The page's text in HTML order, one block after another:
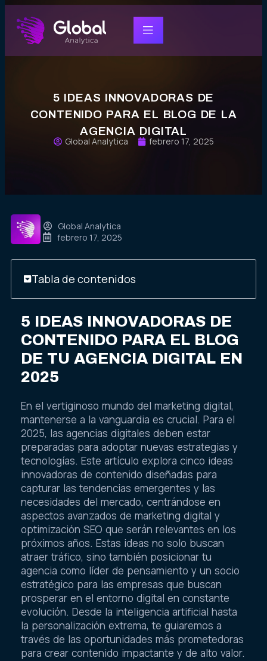
5 IDEAS INNOVADORAS DE
CONTENIDO PARA EL BLOG DE LA
AGENCIA DIGITAL
Global Analytica febrero 17, 2025
Global Analytica
febrero 17, 2025
Tabla de contenidos
5 IDEAS INNOVADORAS DE
CONTENIDO PARA EL BLOG
DE TU AGENCIA DIGITAL EN
2025
En el vertiginoso mundo del marketing digital,
mantenerse a la vanguardia es crucial. Para el
2025, las agencias digitales deben estar
preparadas para adoptar nuevas estrategias y
tecnologías. Este artículo explora cinco ideas
innovadoras de contenido diseñadas para
capturar las tendencias emergentes y las
necesidades del mercado, centrándose en
aspectos avanzados de marketing digital y
optimización SEO que serán relevantes en los
próximos años. Estas ideas no solo buscan
atraer tráfico, sino también posicionar tu
agencia como líder de pensamiento y un socio
estratégico para las empresas que buscan
prosperar en el entorno digital en constante
evolución. Desde la inteligencia artificial hasta
la personalización extrema, te guiaremos a
través de las oportunidades más prometedoras
para crear contenido impactante y de alto valor.